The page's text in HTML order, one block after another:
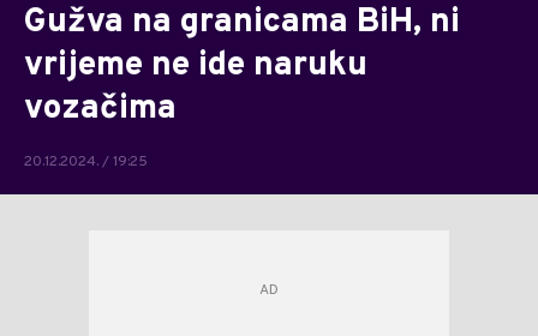
Gužva na granicama BiH, ni
vrijeme ne ide naruku
vozačima
20.12.2024. / 19:25